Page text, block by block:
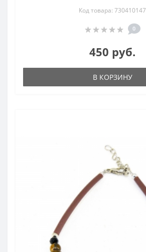
Код товара: 730410147
0
450 руб.
В КОРЗИНУ